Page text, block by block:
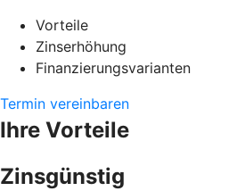
Vorteile
Zinserhöhung
Finanzierungsvarianten
Termin vereinbaren
Ihre Vorteile
Zinsgünstig